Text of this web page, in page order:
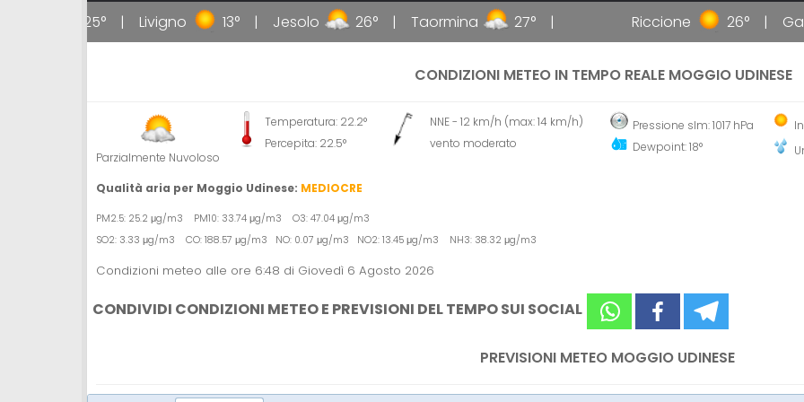
Livigno 13° Jesolo 26° Taormina 27° Riccione 26°
CONDIZIONI METEO IN TEMPO REALE MOGGIO UDINESE
Parzialmente Nuvoloso
Temperatura: 22.2°
Percepita: 22.5°
NNE - 12 km/h (max: 14 km/h)
vento moderato
Pressione slm: 1017 hPa
Dewpoint: 18°
Qualità aria per Moggio Udinese: MEDIOCRE
PM2.5: 25.2 μg/m3 PM10: 33.74 μg/m3 O3: 47.04 μg/m3
SO2: 3.33 μg/m3 CO: 188.57 μg/m3 NO: 0.07 μg/m3 NO2: 13.45 μg/m3 NH3: 38.32 μg/m3
Condizioni meteo alle ore 6:48 di Giovedì 6 Agosto 2026
CONDIVIDI CONDIZIONI METEO E PREVISIONI DEL TEMPO SUI SOCIAL
PREVISIONI METEO MOGGIO UDINESE